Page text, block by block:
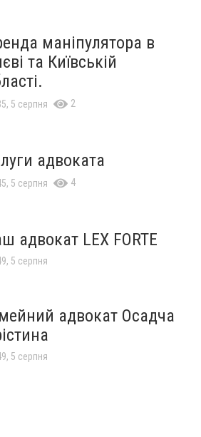
маніпулятора в
та Київській
5 серпня 2
адвоката
5 серпня 4
адвокат LEX FORTE
5 серпня
адвокат Осадча
5 серпня